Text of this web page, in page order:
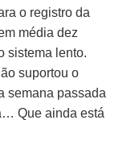
o registro da
média dez
sistema lento.
suportou o
semana passada
Que ainda está